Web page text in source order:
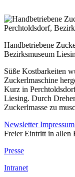
Handbetriebene
Bezirksmuseum
Süße Kostbarkeiten
Zuckerlmaschine
Kurz in
Liesing. Durch
Zuckerlmasse zu
NewsletterImpressum
Freier Eintritt in allen
Presse
Intranet